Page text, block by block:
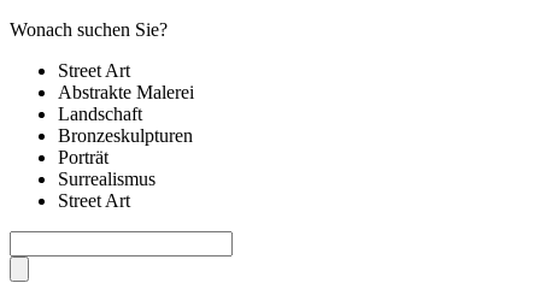
Wonach suchen Sie?
Street Art
Abstrakte Malerei
Landschaft
Bronzeskulpturen
Porträt
Surrealismus
Street Art